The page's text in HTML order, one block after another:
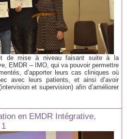
de mise à niveau faisant suite à la
EMDR – IMO, qui va pouvoir permettre
d’apporter leurs cas cliniques où
avec leurs patients, et ainsi d’avoir
et supervision) afin d’améliorer
en EMDR Intégrative,